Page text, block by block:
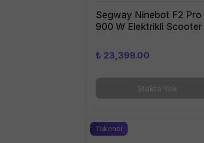
Segway Ninebot F2 Pro
900 W Elektrikli Scooter
₺ 23,399.00
Stokta Yok
Tükendi